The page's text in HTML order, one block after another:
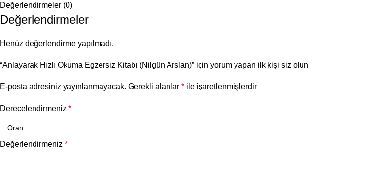
Değerlendirmeler (0)
Değerlendirmeler
Henüz değerlendirme yapılmadı.
“Anlayarak Hızlı Okuma Egzersiz Kitabı (Nilgün Arslan)” için yorum yapan ilk kişi siz olun
E-posta adresiniz yayınlanmayacak. Gerekli alanlar * ile işaretlenmişlerdir
Derecelendirmeniz *
Değerlendirmeniz *